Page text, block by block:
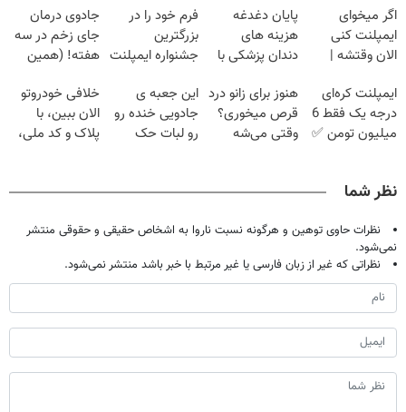
اگر میخوای
ایمپلنت کنی
الان وقتشه |
میلیون تومان!!!
پایان دغدغه
هزینه های
دندان پزشکی با
خانگی
فرم خود را در
بزرگترین
جشنواره ایمپلنت
فقط ۲۵ میلیون
جادوی درمان
جای زخم در سه
هفته! (همین
صحبت کنید)
ایمپلنت کره‌ای
درجه یک فقط 6
میلیون تومن ✅
هنوز برای زانو درد
قرص میخوری؟
وقتی می‌شه
این جعبه ی
جادویی خنده رو
رو لبات حک
خلافی خودروتو
الان ببین، با
پلاک و کد ملی،
نظر شما
نظرات حاوی توهین و هرگونه نسبت ناروا به اشخاص حقیقی و حقوقی منتشر
نمی‌شود.
نظراتی که غیر از زبان فارسی یا غیر مرتبط با خبر باشد منتشر نمی‌شود.